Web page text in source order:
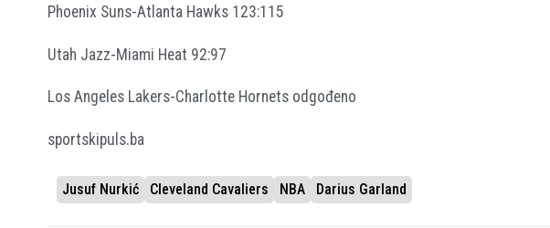
Phoenix Suns-Atlanta Hawks 123:115
Utah Jazz-Miami Heat 92:97
Los Angeles Lakers-Charlotte Hornets odgođeno
sportskipuls.ba
Jusuf Nurkić Cleveland Cavaliers NBA Darius Garland